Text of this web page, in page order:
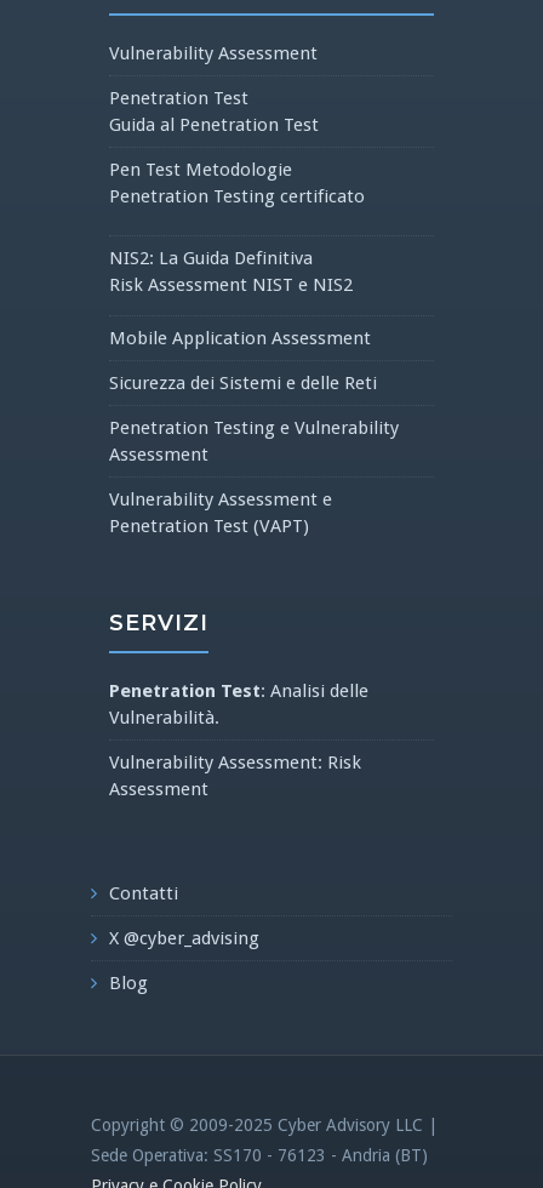
Vulnerability Assessment
Penetration Test
Guida al Penetration Test
Pen Test Metodologie
Penetration Testing certificato
NIS2: La Guida Definitiva
Risk Assessment NIST e NIS2
Mobile Application Assessment
Sicurezza dei Sistemi e delle Reti
Penetration Testing e Vulnerability
Assessment
Vulnerability Assessment e
Penetration Test (VAPT)
SERVIZI
Penetration Test: Analisi delle
Vulnerabilità.
Vulnerability Assessment: Risk
Assessment
Contatti
X @cyber_advising
Blog
Copyright © 2009-2025 Cyber Advisory LLC |
Sede Operativa: SS170 - 76123 - Andria (BT)